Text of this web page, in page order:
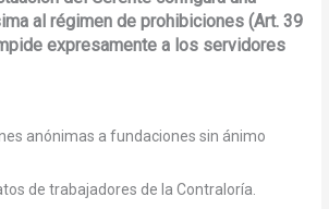
al régimen de prohibiciones (Art. 39
expresamente a los servidores
anónimas a fundaciones sin ánimo
de trabajadores de la Contraloría.